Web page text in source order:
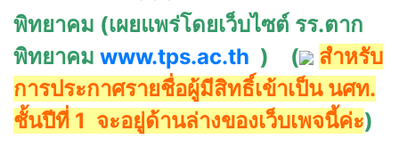
พิทยาคม (เผยแพร่โดยเว็บไซต์ รร.ตาก
พิทยาคม www.tps.ac.th ) (
สำหรับ
การประกาศรายชื่อผู้มีสิทธิ์เข้าเป็น นศท.
ชั้นปีที่ 1 จะอยู่ด้านล่างของเว็บเพจนี้ค่ะ)